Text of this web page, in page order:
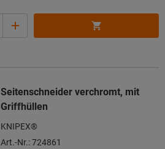
Seitenschneider verchromt, mit
Griffhüllen
KNIPEX®
Art.-Nr.: 724861